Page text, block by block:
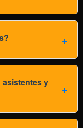
asistentes y